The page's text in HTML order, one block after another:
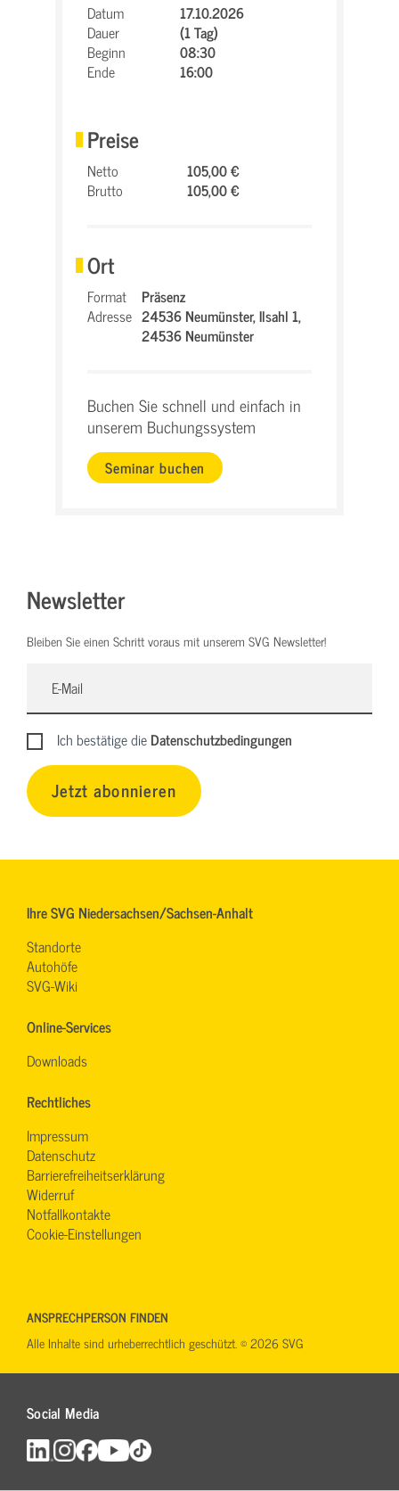
Datum
17.10.2026
Dauer
(1 Tag)
Beginn
08:30
Ende
16:00
Preise
Netto
105,00 €
Brutto
105,00 €
Ort
Format
Präsenz
Adresse 24536 Neumünster,Ilsahl 1,
24536 Neumünster
Buchen Sie schnell und einfach in
unserem Buchungssystem
Seminar buchen
Newsletter
Bleiben Sie einen Schritt voraus mit unserem SVG Newsletter!
Ich bestätige dieDatenschutzbedingungen
Jetzt abonnieren
Ihre SVG Niedersachsen/Sachsen-Anhalt
Standorte
Autohöfe
SVG-Wiki
Online-Services
Downloads
Rechtliches
Impressum
Datenschutz
Barrierefreiheitserklärung
Widerruf
Notfallkontakte
Cookie-Einstellungen
Social Media
ANSPRECHPERSON FINDEN
Alle Inhalte sind urheberrechtlich geschützt. © 2026 SVG